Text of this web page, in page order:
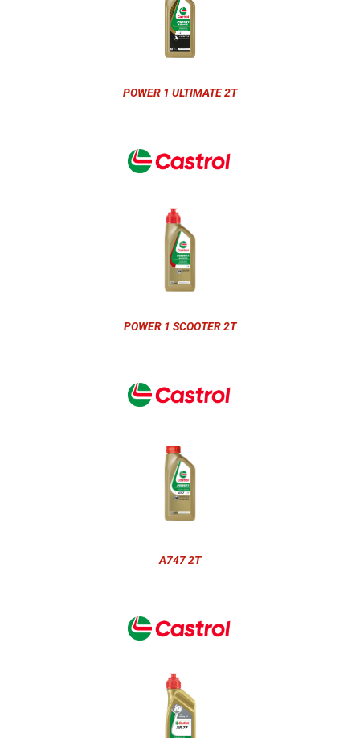
POWER 1 ULTIMATE 2T
POWER 1 SCOOTER 2T
A747 2T